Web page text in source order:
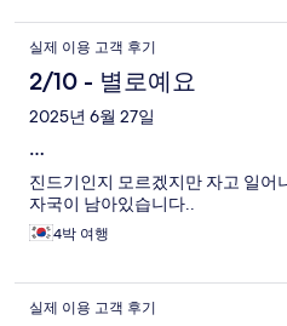
은 입지조건이라 외국인에게도 가
추천함 참고로 엘레베이터도 캐리
나 둔턱이없어서 여자들도 짐 옮기
실제 이용 고객 후기
2/10 - 별로예요
2025년 6월 27일
…
진드기인지 모르겠지만 자고 일어
자국이 남아있습니다..
4박 여행
실제 이용 고객 후기